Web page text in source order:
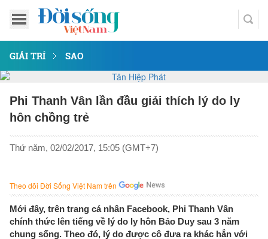
GIẢI TRÍ SAO
Phi Thanh Vân lần đầu giải thích lý do ly
hôn chồng trẻ
Thứ năm, 02/02/2017, 15:05 (GMT+7)
Theo dõi Đời Sống Việt Nam trên
Mới đây, trên trang cá nhân Facebook, Phi Thanh Vân
chính thức lên tiếng về lý do ly hôn Bảo Duy sau 3 năm
chung sống. Theo đó, lý do được cô đưa ra khác hẳn với